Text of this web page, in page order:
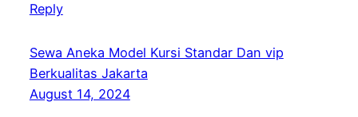
Reply
Sewa Aneka Model Kursi Standar Dan vip
Berkualitas Jakarta
August 14, 2024